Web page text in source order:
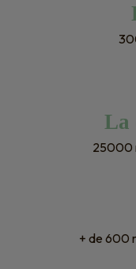
La
25000
+ de 600